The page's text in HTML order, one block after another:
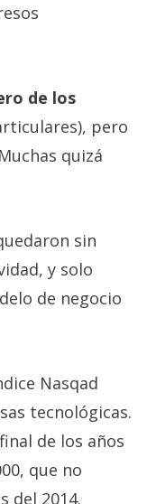
de los
pero
quizá
sin
y solo
de negocio
Nasqad
tecnológicas.
de los años
que no
del 2014.